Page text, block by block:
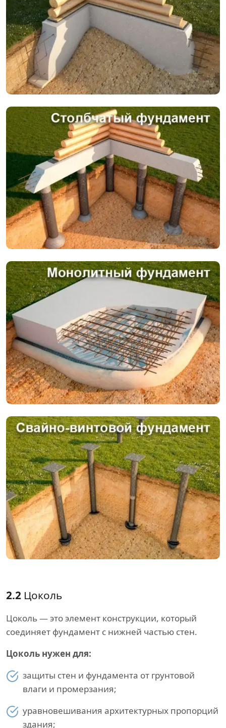
2.2 Цоколь
Цоколь — это элемент конструкции, который
соединяет фундамент с нижней частью стен.
Цоколь нужен для:
защиты стен и фундамента от грунтовой
влаги и промерзания;
уравновешивания архитектурных пропорций
здания;